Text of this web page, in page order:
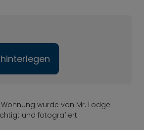
Wohnung wurde von Mr. Lodge
und fotografiert.